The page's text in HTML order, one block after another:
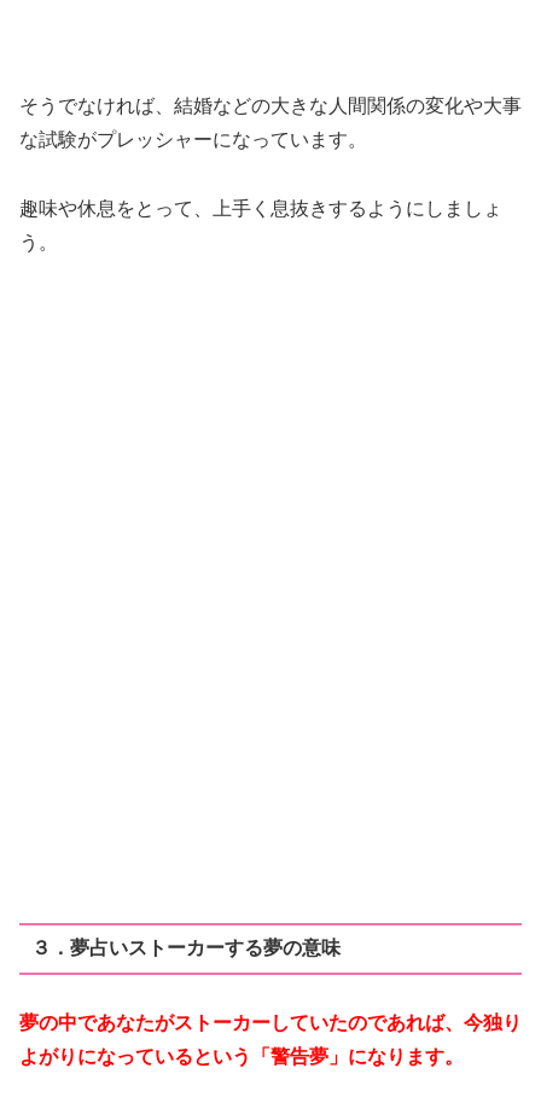
そうでなければ、結婚などの大きな人間関係の変化や大事
な試験がプレッシャーになっています。
趣味や休息をとって、上手く息抜きするようにしましょ
う。
３．夢占いストーカーする夢の意味
夢の中であなたがストーカーしていたのであれば、今独り
よがりになっているという「 警告夢」になります。